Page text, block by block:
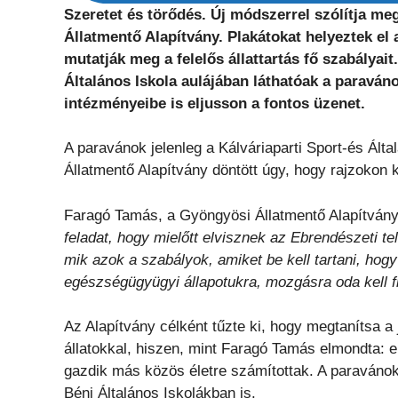
Szeretet és törődés. Új módszerrel szólítja
Állatmentő Alapítvány. Plakátokat helyeztek
mutatják meg a felelős állattartás fő
Általános Iskola aulájában láthatóak a
intézményeibe is eljusson a fontos üzenet.
A paravánok jelenleg a Kálváriaparti Sport-és
Állatmentő Alapítvány döntött úgy, hogy
Faragó Tamás, a Gyöngyösi Állatmentő
feladat, hogy mielőtt elvisznek az Ebrendészeti
mik azok a szabályok, amiket be kell tartani,
egészségügyügyi állapotukra, mozgásra oda kell
Az Alapítvány célként tűzte ki, hogy megtanítsa
állatokkal, hiszen, mint Faragó Tamás elmondta:
gazdik más közös életre számítottak. A
Béni Általános Iskolákban is.